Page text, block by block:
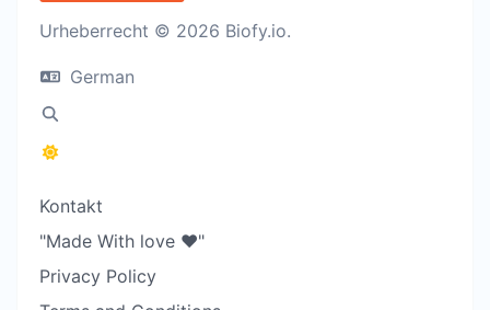
Urheberrecht © 2026 Biofy.io.
German
Kontakt
"Made With love ❤️"
Privacy Policy